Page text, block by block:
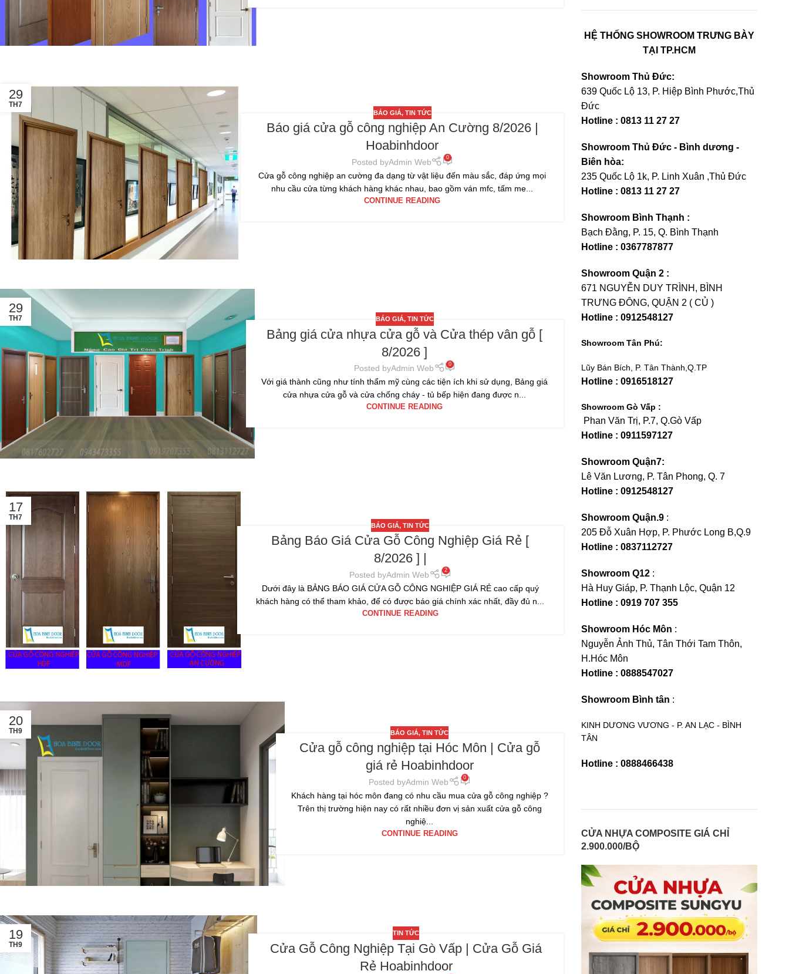
29
TH7
BÁO GIÁ, TIN TỨC
Báo giá cửa gỗ công nghiệp An Cường 8/2026 |
Hoabinhdoor
Posted byAdmin Web 0
Cửa gỗ công nghiệp an cường đa dạng từ vật liệu đến màu sắc, đáp ứng mọi
nhu cầu cửa từng khách hàng khác nhau, bao gồm ván mfc, tấm me...
CONTINUE READING
29
TH7 BÁO GIÁ, TIN TỨC
Bảng giá cửa nhựa cửa gỗ và Cửa thép vân gỗ [
8/2026 ]
Posted byAdmin Web 0
Với giá thành cũng như tính thẩm mỹ cùng các tiện ích khi sử dụng, Bảng giá
cửa nhựa cửa gỗ và cửa chống cháy - tủ bếp hiện đang được n...
CONTINUE READING
17
TH7
BÁO GIÁ,TIN TỨC
Bảng Báo Giá Cửa Gỗ Công Nghiệp Giá Rẻ [
8/2026 ] |
Posted byAdmin Web 2
Dưới đây là BẢNG BÁO GIÁ CỬA GỖ CÔNG NGHIỆP GIÁ RẺ cao cấp quý
khách hàng có thể tham khảo, để có được báo giá chính xác nhất, đầy đủ n...
CONTINUE READING
20
TH9 BÁO GIÁ,TIN TỨC
Cửa gỗ công nghiệp tại Hóc Môn | Cửa gỗ
giá rẻ Hoabinhdoor
Posted byAdmin Web 0
Khách hàng tại hóc môn đang có nhu cầu mua cửa gỗ công nghiệp ?
Trên thị trường hiện nay có rất nhiều đơn vị sản xuất cửa gỗ công
nghiệ...
CONTINUE READING
19
TH9
TIN TỨC
Cửa Gỗ Công Nghiệp Tại Gò Vấp | Cửa Gỗ Giá
Rẻ Hoabinhdoor
HỆ THỐNG SHOWROOM TRƯNG BÀY
TẠI TP.HCM
Showroom Thủ Đức:
639 Quốc Lộ 13, P. Hiệp Bình Phước,Thủ
Đức
Hotline : 0813 11 27 27
Showroom Thủ Đức - Bình dương -
Biên hòa:
235 Quốc Lộ 1k, P. Linh Xuân ,Thủ Đức
Hotline : 0813 11 27 27
Showroom Bình Thạnh :
Bạch Đằng, P. 15, Q. Bình Thạnh
Hotline : 0367787877
Showroom Quận 2 :
671 NGUYỄN DUY TRÌNH, BÌNH
TRƯNG ĐÔNG, QUẬN 2 ( CỦ )
Hotline : 0912548127
Showroom Tân Phú:
Lũy Bán Bích, P. Tân Thành,Q.TP
Hotline : 0916518127
Showroom Gò Vấp :
Phan Văn Trị, P.7, Q.Gò Vấp
Hotline : 0911597127
Showroom Quận7:
Lê Văn Lương, P. Tân Phong, Q. 7
Hotline : 0912548127
Showroom Quận.9 :
205 Đỗ Xuân Hợp, P. Phước Long B,Q.9
Hotline : 0837112727
Showroom Q12 :
Hà Huy Giáp, P. Thạnh Lộc, Quận 12
Hotline : 0919 707 355
Showroom Hóc Môn :
Nguyễn Ảnh Thủ, Tân Thới Tam Thôn,
H.Hóc Môn
Hotline : 0888547027
Showroom Bình tân :
KINH DƯƠNG VƯƠNG - P. AN LẠC - BÌNH
TÂN
Hotline : 0888466438
CỬA NHỰA COMPOSITE GIÁ CHỈ
2.900.000/BỘ